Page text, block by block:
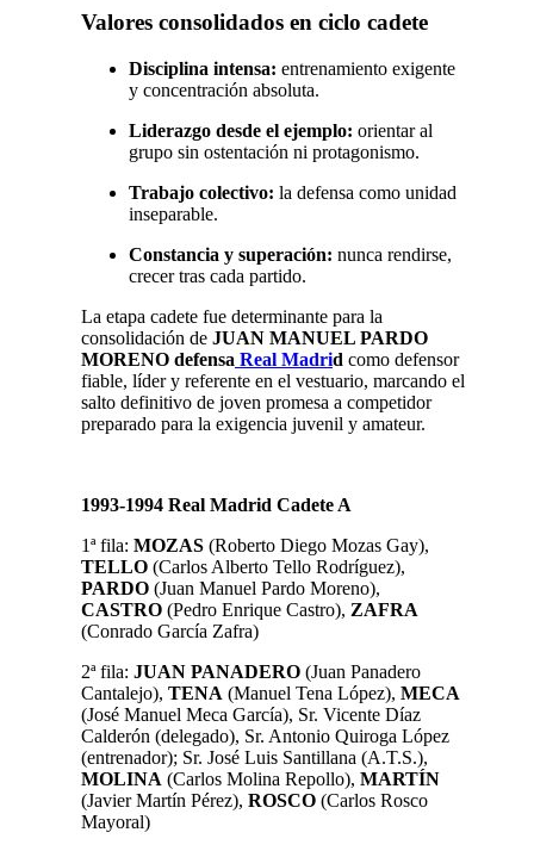
Valores consolidados en ciclo cadete
Disciplina intensa: entrenamiento exigente
y concentración absoluta.
Liderazgo desde el ejemplo: orientar al
grupo sin ostentación ni protagonismo.
Trabajo colectivo: la defensa como unidad
inseparable.
Constancia y superación: nunca rendirse,
crecer tras cada partido.
La etapa cadete fue determinante para la
consolidación de JUAN MANUEL PARDO
MORENO defensa Real Madrid como defensor
fiable, líder y referente en el vestuario, marcando el
salto definitivo de joven promesa a competidor
preparado para la exigencia juvenil y amateur.
1993-1994 Real Madrid Cadete A
1ª fila: MOZAS (Roberto Diego Mozas Gay),
TELLO (Carlos Alberto Tello Rodríguez),
PARDO (Juan Manuel Pardo Moreno),
CASTRO (Pedro Enrique Castro), ZAFRA
(Conrado García Zafra)
2ª fila: JUAN PANADERO (Juan Panadero
Cantalejo), TENA (Manuel Tena López), MECA
(José Manuel Meca García), Sr. Vicente Díaz
Calderón (delegado), Sr. Antonio Quiroga López
(entrenador); Sr. José Luis Santillana (A.T.S.),
MOLINA (Carlos Molina Repollo), MARTÍN
(Javier Martín Pérez), ROSCO (Carlos Rosco
Mayoral)